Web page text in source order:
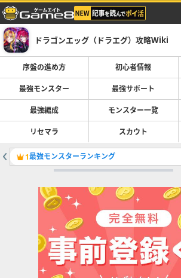
ドラゴンエッグ（ドラエグ）攻略Wiki
序盤の進め方 初心者情報
最強モンスター 最強サポート
最強編成 モンスター一覧
リセマラ スカウト
1最強モンスターランキング